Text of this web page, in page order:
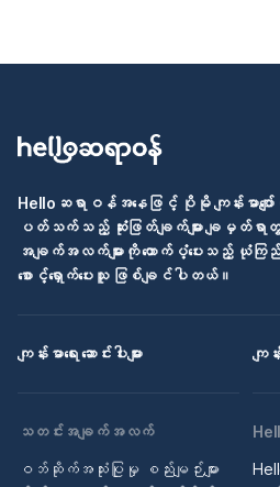
Helloဆရာဝန်အနေဖြင့် ပိုမို ကျန်းမာပျ
ပတ်သက်သည့် ဆုံးဖြတ်ချက်များ ချမှတ်ရာတွင်
အချက်အလက်များကို ထောက်ပံ့ပေးသည့် ယုံကြည်စိ
စောင့်ရှောက်ပေးသူ ဖြစ်ချင်ပါတယ်။
ကျန်းမာရေး ဆောင်းပါးများ ကျန်
သတင်းအချက်အလက်
ဝဘ်ဆိုက်အသုံးပြုမှု စည်းမျဉ်းများ